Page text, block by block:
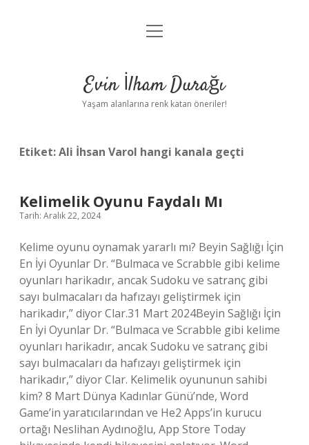
Anasayfa
Yasal Uyarı
menüyü
Evin İlham Durağı
Yaşam alanlarına renk katan öneriler!
Etiket:Ali İhsan Varol hangi kanala geçti
Kelimelik Oyunu Faydalı Mı
Tarih: Aralık 22, 2024
Kelime oyunu oynamak yararlı mı? Beyin Sağlığı İçin
En İyi Oyunlar Dr. “Bulmaca ve Scrabble gibi kelime
oyunları harikadır, ancak Sudoku ve satranç gibi
sayı bulmacaları da hafızayı geliştirmek için
harikadır,” diyor Clar.31 Mart 2024Beyin Sağlığı İçin
En İyi Oyunlar Dr. “Bulmaca ve Scrabble gibi kelime
oyunları harikadır, ancak Sudoku ve satranç gibi
sayı bulmacaları da hafızayı geliştirmek için
harikadır,” diyor Clar. Kelimelik oyununun sahibi
kim? 8 Mart Dünya Kadınlar Günü’nde, Word
Game’in yaratıcılarından ve He2 Apps’in kurucu
ortağı Neslihan Aydınoğlu, App Store Today